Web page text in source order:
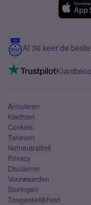
Meerdere nummers
5G internet
Mobiel internet
Mobiel abonnement
Contact
VoLTE 4G bellen
Al 36 keer de
Annuleren
Klachten
Cookies
Tarieven
Netneutraliteit
Privacy
Disclaimer
Voorwaarden
Storingen
Toegankelijkheid